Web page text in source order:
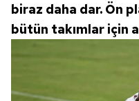
biraz daha dar. Ön
bütün takımlar için